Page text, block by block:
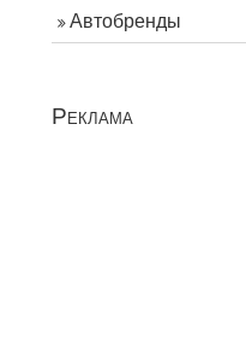
Автобренды
Реклама